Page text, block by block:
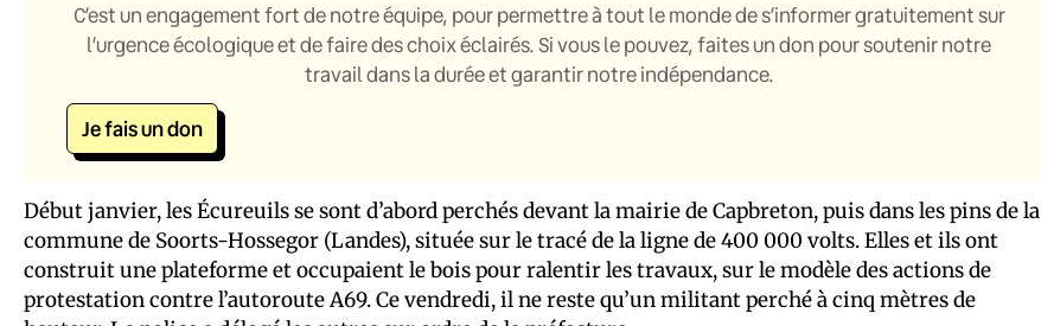
C’est un engagement fort de notre équipe, pour permettre à tout le monde de s’informer gratuitement sur
l’urgence écologique et de faire des choix éclairés. Si vous le pouvez, faites un don pour soutenir notre
travail dans la durée et garantir notre indépendance.
Je fais un don
Début janvier, les Écureuils se sont d’abord perchés devant la mairie de Capbreton, puis dans les pins de la
commune de Soorts-Hossegor (Landes), située sur le tracé de la ligne de 400 000 volts. Elles et ils ont
construit une plateforme et occupaient le bois pour ralentir les travaux, sur le modèle des actions de
protestation contre l’autoroute A69. Ce vendredi, il ne reste qu’un militant perché à cinq mètres de